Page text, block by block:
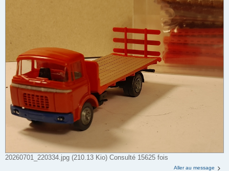
20260701_220334.jpg (210.13 Kio) Consulté 15625 fois
Aller au message